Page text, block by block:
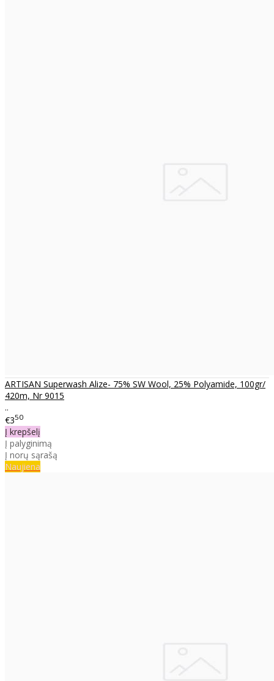
ARTISAN Superwash Alize- 75% SW Wool, 25% Polyamide, 100gr/
420m, Nr 9015
..
€350
Į krepšelį
Į palyginimą
Į norų sąrašą
Naujiena